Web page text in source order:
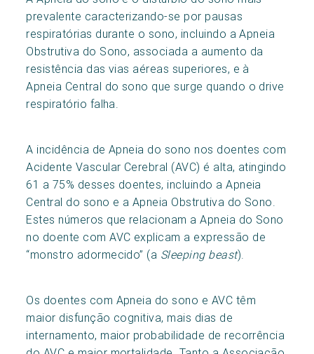
prevalente caracterizando-se por pausas
respiratórias durante o sono, incluindo a Apneia
Obstrutiva do Sono, associada a aumento da
resistência das vias aéreas superiores, e à
Apneia Central do sono que surge quando o drive
respiratório falha.
A incidência de Apneia do sono nos doentes com
Acidente Vascular Cerebral (AVC) é alta, atingindo
61 a 75% desses doentes, incluindo a Apneia
Central do sono e a Apneia Obstrutiva do Sono.
Estes números que relacionam a Apneia do Sono
no doente com AVC explicam a expressão de
“monstro adormecido” (a Sleeping beast).
Os doentes com Apneia do sono e AVC têm
maior disfunção cognitiva, mais dias de
internamento, maior probabilidade de recorrência